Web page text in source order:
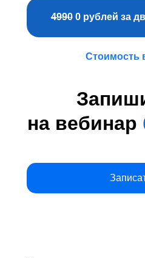
Стоимость
49900 рублей за
на вебинар